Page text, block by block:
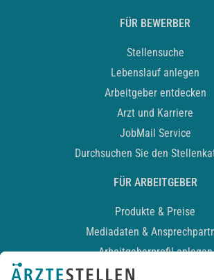
FÜR BEWERBER
Stellensuche
Lebenslauf anlegen
Arbeitgeber entdecken
Arzt und Karriere
JobMail Service
Durchsuchen Sie den
FÜR ARBEITGEBER
Produkte & Preise
Mediadaten &
Arbeitgeberprofil anlegen
Recruiting-Podcast